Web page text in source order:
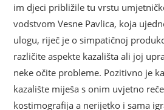
im djeci približile tu vrstu
vodstvom Vesne Pavlica, koja
ulogu, riječ je o simpatičnoj
različite aspekte kazališta ali joj
neke očite probleme. Pozitivno je
kazalište miješa s onim uvjetno
kostimografija a nerijetko i sama